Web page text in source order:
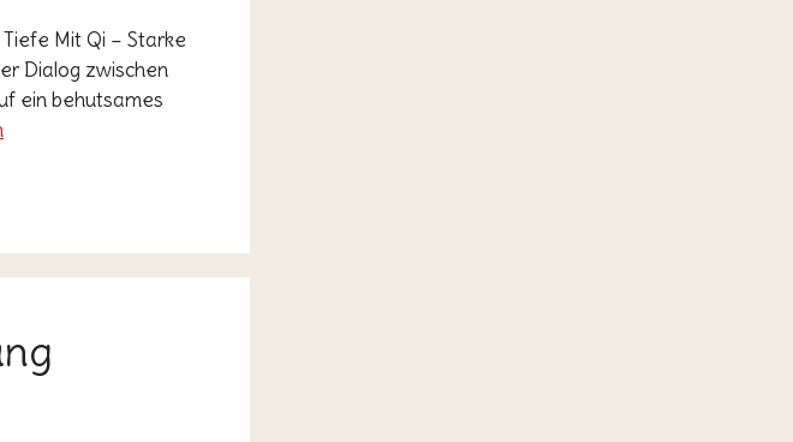
Mit Qi – Starke
Dialog zwischen
ein behutsames